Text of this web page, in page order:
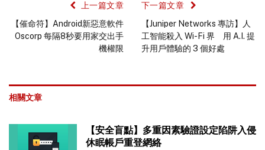
上一篇文章
【催命符】Android新惡意軟件
Oscorp 每隔8秒要用家交出手
機權限
下一篇文章
【Juniper Networks 專訪】人
工智能殺入 Wi-Fi 界 用 A.I. 提
升用戶體驗的 3 個好處
相關文章
【安全盲點】多重因素驗證設定陷阱入侵
休眠帳戶重登網絡